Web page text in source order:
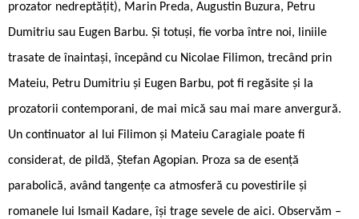
prozator nedreptățit), Marin Preda, Augustin Buzura, Petru
Dumitriu sau Eugen Barbu. Și totuși, fie vorba între noi, liniile
trasate de înaintași, începând cu Nicolae Filimon, trecând prin
Mateiu, Petru Dumitriu și Eugen Barbu, pot fi regăsite și la
prozatorii contemporani, de mai mică sau mai mare anvergură.
Un continuator al lui Filimon și Mateiu Caragiale poate fi
considerat, de pildă, Ștefan Agopian. Proza sa de esență
parabolică, având tangențe ca atmosferă cu povestirile și
romanele lui Ismail Kadare, își trage sevele de aici. Observăm –